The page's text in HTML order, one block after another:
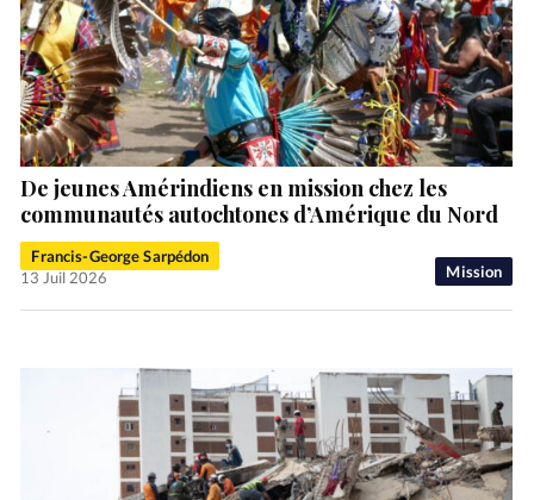
Mission
De jeunes Amérindiens en mission chez les
communautés autochtones d’Amérique du Nord
Francis-George Sarpédon
13 Juil 2026